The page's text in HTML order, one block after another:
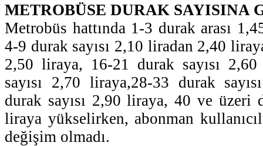
METROBÜSE DURAK SAYISINA
Metrobüs hattında 1-3 durak arası
4-9 durak sayısı 2,10 liradan 2,40
2,50 liraya, 16-21 durak sayısı
sayısı 2,70 liraya,28-33 durak
durak sayısı 2,90 liraya, 40 ve üzeri
liraya yükselirken, abonman
değişim olmadı.